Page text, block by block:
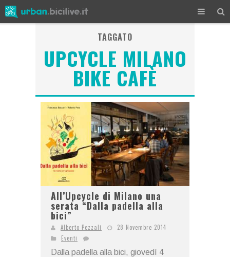
TAGGATO
UPCYCLE MILANO
BIKE CAFÈ
All’Upcycle di Milano una
serata “Dalla padella alla
bici”
Alberto Pezzali
28 Novembre 2014
Eventi
Dalla padella alla bici, giovedì 4